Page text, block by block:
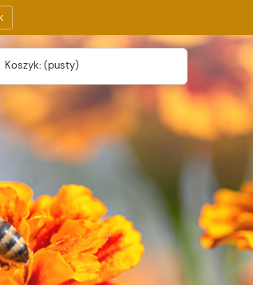
Koszyk: (pusty)